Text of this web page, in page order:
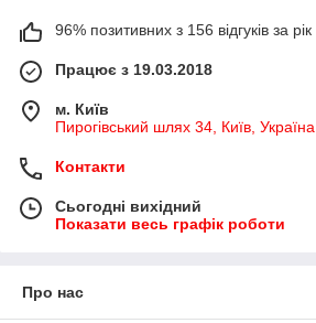
96% позитивних з 156 відгуків за рік
Працює з 19.03.2018
м. Київ
Пирогівський шлях 34, Київ, Україна
Контакти
Сьогодні вихідний
Показати весь графік роботи
Про нас